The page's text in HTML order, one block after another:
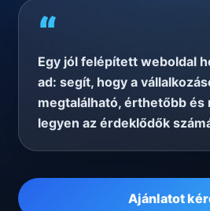
“
Egy jól felépített weboldal
ad: segít, hogy a
megtalálható, érthetőbb és
legyen az érdeklődők
Ajánlatot